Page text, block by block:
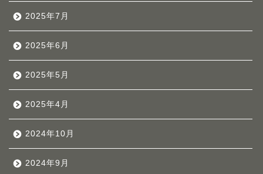
2025年7月
2025年6月
2025年5月
2025年4月
2024年10月
2024年9月